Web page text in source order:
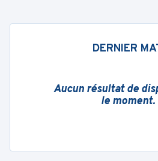
DERNIER
Aucun résultat de
le moment.